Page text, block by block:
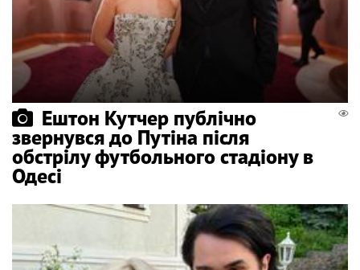
Ештон Кутчер публічно
звернувся до Путіна після
обстрілу футбольного стадіону в
Одесі